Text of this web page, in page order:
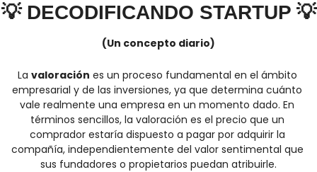
💡 DECODIFICANDO STARTUP 💡
(Un concepto diario)
La valoración es un proceso fundamental en el ámbito
empresarial y de las inversiones, ya que determina cuánto
vale realmente una empresa en un momento dado. En
términos sencillos, la valoración es el precio que un
comprador estaría dispuesto a pagar por adquirir la
compañía, independientemente del valor sentimental que
sus fundadores o propietarios puedan atribuirle.